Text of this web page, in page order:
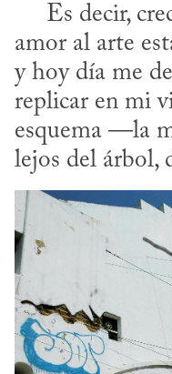
amor al arte
y hoy día me
replicar en mi
esquema —la
lejos del árbol,